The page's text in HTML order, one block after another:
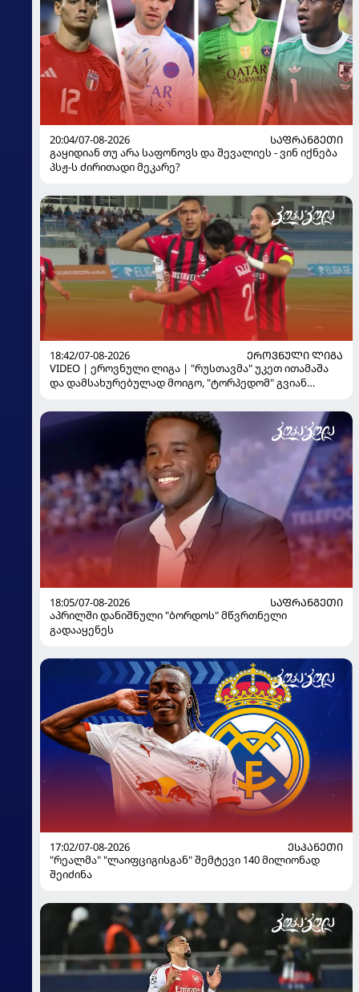
20:04/07-08-2026
ᲡᲐᲤᲠᲐᲜᲒᲔᲗᲘ
გაყიდიან თუ არა საფონოვს და შევალიეს - ვინ იქნება
პსჟ-ს ძირითადი მეკარე?
18:42/07-08-2026
ᲔᲠᲝᲕᲜᲣᲚᲘ ᲚᲘᲒᲐ
VIDEO | ეროვნული ლიგა | "რუსთავმა" უკეთ ითამაშა
და დამსახურებულად მოიგო, "ტორპედომ" გვიან
18:05/07-08-2026
ᲡᲐᲤᲠᲐᲜᲒᲔᲗᲘ
აპრილში დანიშნული "ბორდოს" მწვრთნელი
გადააყენეს
17:02/07-08-2026
ᲔᲡᲞᲐᲜᲔᲗᲘ
"რეალმა" "ლაიფციგისგან" შემტევი 140 მილიონად
შეიძინა